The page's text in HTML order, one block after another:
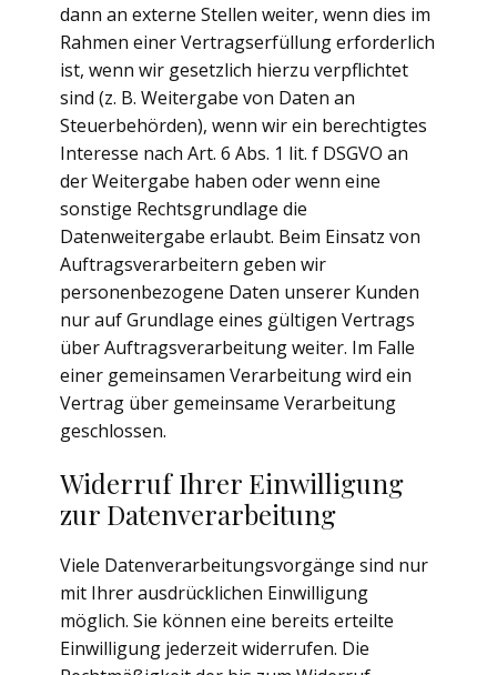
dann an externe Stellen weiter, wenn dies im
Rahmen einer Vertragserfüllung erforderlich
ist, wenn wir gesetzlich hierzu verpflichtet
sind (z. B. Weitergabe von Daten an
Steuerbehörden), wenn wir ein berechtigtes
Interesse nach Art. 6 Abs. 1 lit. f DSGVO an
der Weitergabe haben oder wenn eine
sonstige Rechtsgrundlage die
Datenweitergabe erlaubt. Beim Einsatz von
Auftragsverarbeitern geben wir
personenbezogene Daten unserer Kunden
nur auf Grundlage eines gültigen Vertrags
über Auftragsverarbeitung weiter. Im Falle
einer gemeinsamen Verarbeitung wird ein
Vertrag über gemeinsame Verarbeitung
geschlossen.
Widerruf Ihrer Einwilligung
zur Datenverarbeitung
Viele Datenverarbeitungsvorgänge sind nur
mit Ihrer ausdrücklichen Einwilligung
möglich. Sie können eine bereits erteilte
Einwilligung jederzeit widerrufen. Die